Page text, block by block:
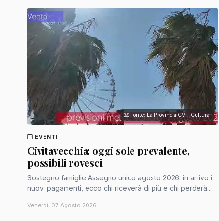
Fonte: La Provincia CV - Cultura
EVENTI
Civitavecchia: oggi sole prevalente,
possibili rovesci
Sostegno famiglie Assegno unico agosto 2026: in arrivo i
nuovi pagamenti, ecco chi riceverà di più e chi perderà...
Venerdì, 07 Agosto 2026